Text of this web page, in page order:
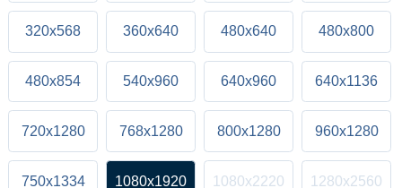
320x568 360x640 480x640 480x800
480x854 540x960 640x960 640x1136
720x1280 768x1280 800x1280 960x1280
750x1334 1080x1920 1080x2220 1280x2560